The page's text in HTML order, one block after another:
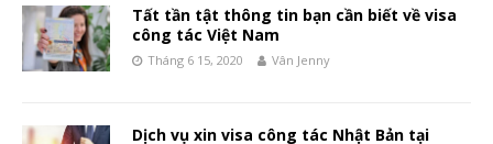
Tất tần tật thông tin bạn cần biết về visa
công tác Việt Nam
Tháng 6 15, 2020 Vân Jenny
Dịch vụ xin visa công tác Nhật Bản tại